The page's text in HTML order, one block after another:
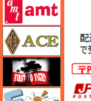
エフトイズ